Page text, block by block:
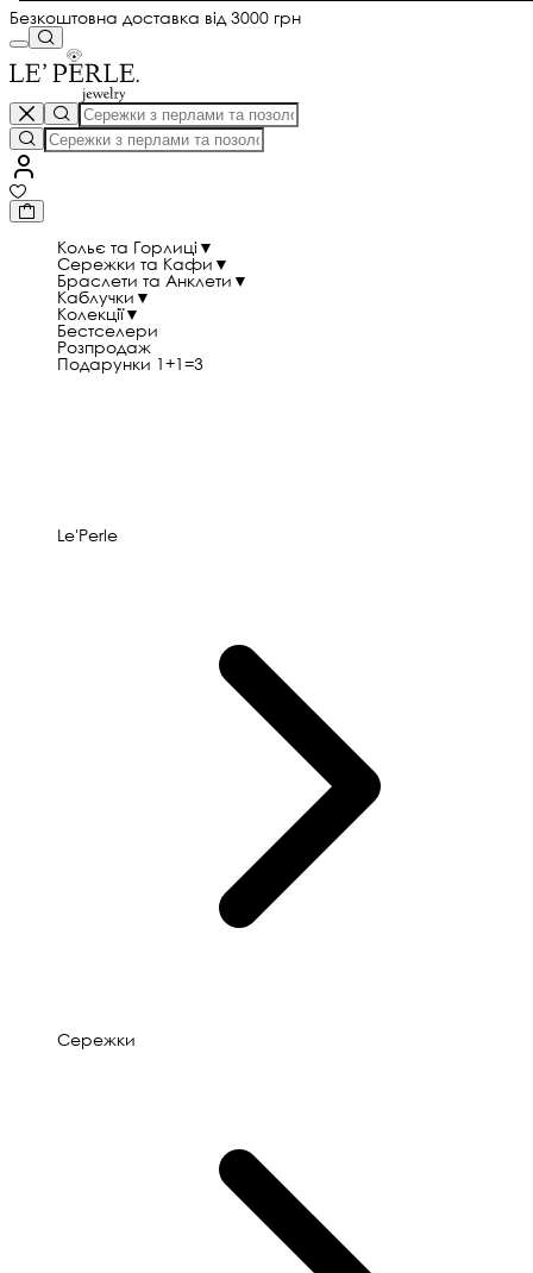
Безкоштовна доставка від 3000 грн
Кольє та Горлиці ▼
Сережки та Кафи ▼
Браслети та Анклети ▼
Каблучки ▼
Колекції▼
Бестселери
Розпродаж
Подарунки 1+1=3
Le'Perle
Сережки